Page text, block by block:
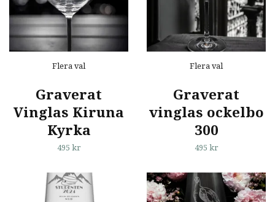
Flera val
Graverat
Vinglas Kiruna
Kyrka
495 kr
Flera val
Graverat
vinglas ockelbo
300
495 kr